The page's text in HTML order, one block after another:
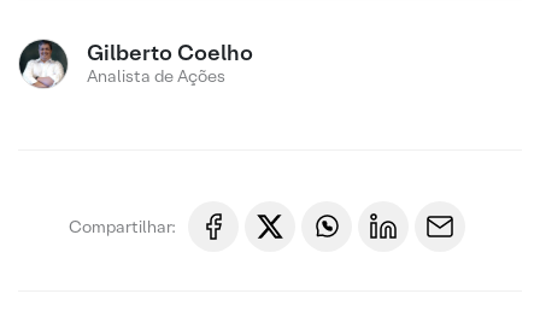
Gilberto Coelho
Analista de Ações
Compartilhar: